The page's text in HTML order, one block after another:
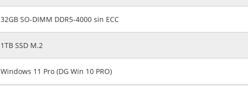
32GB SO-DIMM DDR5-4000 sin ECC
1TB SSD M.2
Windows 11 Pro (DG Win 10 PRO)